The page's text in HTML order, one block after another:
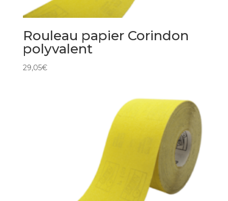
Rouleau papier Corindon
polyvalent
29,05€